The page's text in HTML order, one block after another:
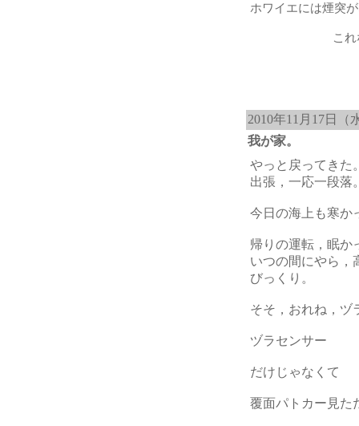
ホワイエには煙突
こ
2010年11月17日（
我が家。
やっと戻ってきた
出張，一応一段落
今日の海上も寒か
帰りの運転，眠か
いつの間にやら，
びっくり。
そそ，おれね，ヅ
ヅラセンサー
だけじゃなくて
覆面パトカー見た